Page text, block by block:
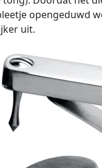
opengeduwd
uit.